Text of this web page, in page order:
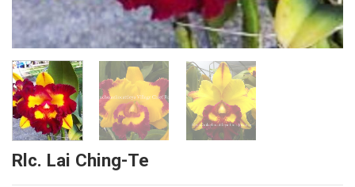
Rlc. Lai Ching-Te